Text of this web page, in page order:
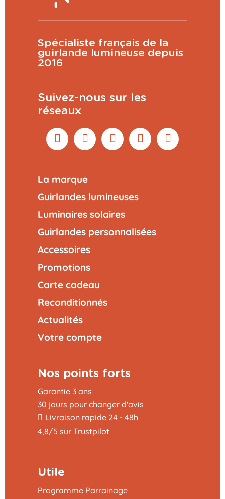
Spécialiste français de la
guirlande lumineuse depuis
2016
Suivez-nous sur les
réseaux
La marque
Guirlandes lumineuses
Luminaires solaires
Guirlandes personnalisées
Accessoires
Promotions
Carte cadeau
Reconditionnés
Actualités
Votre compte
Nos points forts
Garantie 3 ans
30 jours pour changer d'avis
Livraison rapide 24 - 48h
4,8/5 sur Trustpilot
Utile
Programme Parrainage